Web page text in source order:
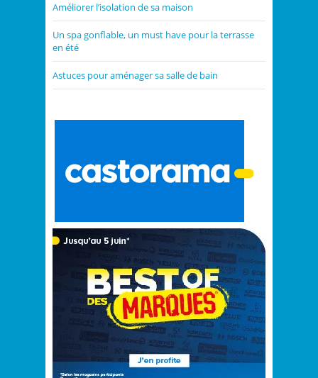
Améliorer l’isolation de sa maison
Un spa gonflable, un must have pour la terrasse
en été
Astuces pour aménager sa salle de bain